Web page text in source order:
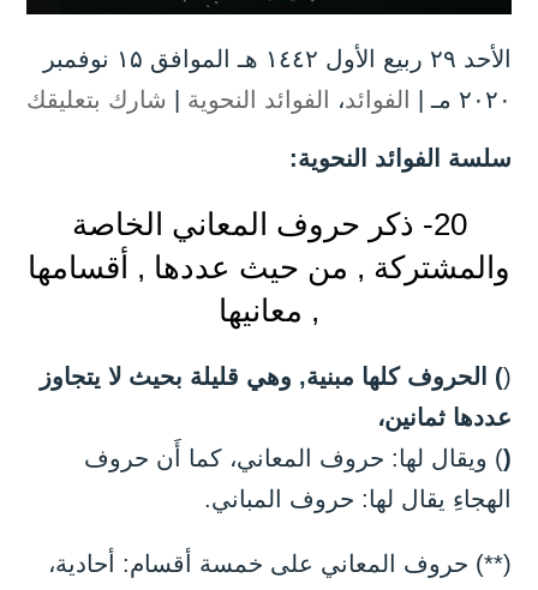
الأحد ۲۹ ربيع الأول ۱٤٤۲ هـ الموافق ۱۵ نوفمبر
۲۰۲۰ مـ |
الفوائد، الفوائد النحوية شارك بتعليقك
سلسة الفوائد النحوية:
20- ذكر حروف المعاني الخاصة
والمشتركة , من حيث عددها , أقسامها
, معانيها
() الحروف كلها مبنية, وهي قليلة بحيث لا يتجاوز
عددها ثمانين،
() ويقال لها: حروف المعاني، كما أَن حروف
الهجاءِ يقال لها: حروف المباني.
(**) حروف المعاني على خمسة أقسام: أحادية،